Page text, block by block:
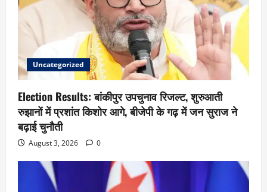
Uncategorized
Election Results: बांकीपुर उपचुनाव रिजल्ट, शुरुआती
रुझानों में प्रशांत किशोर आगे, बीजेपी के गढ़ में जन सुराज ने
बढ़ाई चुनौती
August 3, 2026 0